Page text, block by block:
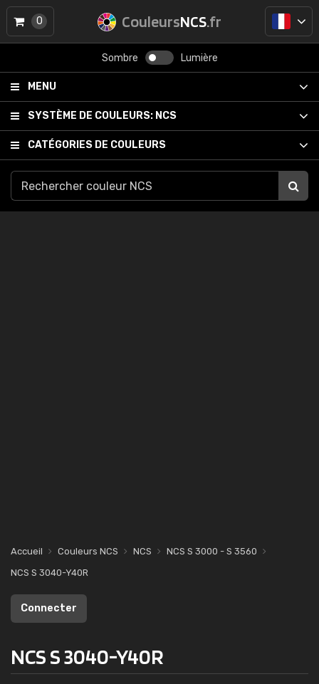
CouleursNCS.fr
Sombre Lumière
MENU
SYSTÈME DE COULEURS: NCS
CATÉGORIES DE COULEURS
0
Accueil Couleurs NCS NCS
NCS S 3000 - S 3560
NCS S 3040-Y40R
Connecter
NCS S 3040-Y40R